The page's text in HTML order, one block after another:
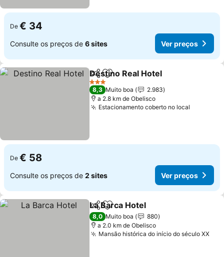
De € 34
Consulte os preços de 6 sites Ver preços
PartilharAdicionar aos favoritos
Destino Real Hotel
3 Estrelas
8,3 Muito boa
2.983
a 2.8 km de Obelisco
Estacionamento coberto no local
De € 58
Consulte os preços de 2 sites Ver preços
PartilharAdicionar aos favoritos
La Barca Hotel
8,0 Muito boa
880
a 2.0 km de Obelisco
Mansão histórica do início do século XX